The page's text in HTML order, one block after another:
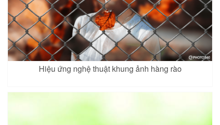
Hiệu ứng nghệ thuật khung ảnh hàng rào